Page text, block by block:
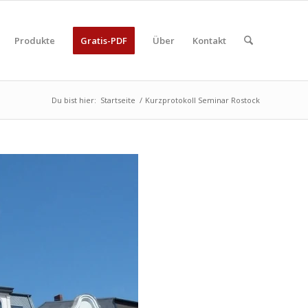
Produkte Gratis-PDF Über Kontakt
Du bist hier: Startseite / Kurzprotokoll Seminar Rostock